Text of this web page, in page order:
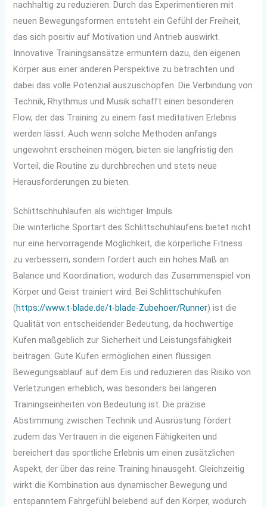
nachhaltig zu reduzieren. Durch das Experimentieren mit
neuen Bewegungsformen entsteht ein Gefühl der Freiheit,
das sich positiv auf Motivation und Antrieb auswirkt.
Innovative Trainingsansätze ermuntern dazu, den eigenen
Körper aus einer anderen Perspektive zu betrachten und
dabei das volle Potenzial auszuschöpfen. Die Verbindung von
Technik, Rhythmus und Musik schafft einen besonderen
Flow, der das Training zu einem fast meditativen Erlebnis
werden lässt. Auch wenn solche Methoden anfangs
ungewohnt erscheinen mögen, bieten sie langfristig den
Vorteil, die Routine zu durchbrechen und stets neue
Herausforderungen zu bieten.
Schlittschhuhlaufen als wichtiger Impuls
Die winterliche Sportart des Schlittschuhlaufens bietet nicht
nur eine hervorragende Möglichkeit, die körperliche Fitness
zu verbessern, sondern fordert auch ein hohes Maß an
Balance und Koordination, wodurch das Zusammenspiel von
Körper und Geist trainiert wird. Bei Schlittschuhkufen
(https://www.t-blade.de/t-blade-Zubehoer/Runner) ist die
Qualität von entscheidender Bedeutung, da hochwertige
Kufen maßgeblich zur Sicherheit und Leistungsfähigkeit
beitragen. Gute Kufen ermöglichen einen flüssigen
Bewegungsablauf auf dem Eis und reduzieren das Risiko von
Verletzungen erheblich, was besonders bei längeren
Trainingseinheiten von Bedeutung ist. Die präzise
Abstimmung zwischen Technik und Ausrüstung fördert
zudem das Vertrauen in die eigenen Fähigkeiten und
bereichert das sportliche Erlebnis um einen zusätzlichen
Aspekt, der über das reine Training hinausgeht. Gleichzeitig
wirkt die Kombination aus dynamischer Bewegung und
entspanntem Fahrgefühl belebend auf den Körper, wodurch